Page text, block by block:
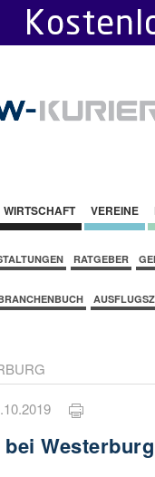
WIRTSCHAFT VEREINE
RATGEBER